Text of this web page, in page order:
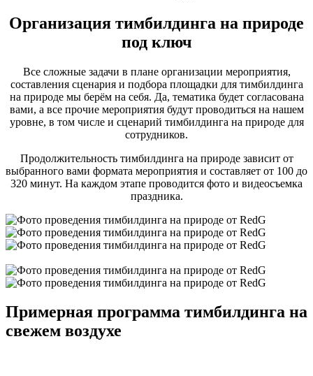
Организация тимбилдинга на природе
под ключ
Все сложные задачи в плане организации мероприятия,
составления сценария и подбора площадки для тимбилдинга
на природе мы берём на себя. Да, тематика будет согласована
вами, а все прочие мероприятия будут проводиться на нашем
уровне, в том числе и сценарий тимбилдинга на природе для
сотрудников.
Продолжительность тимбилдинга на природе зависит от
выбранного вами формата мероприятия и составляет от 100 до
320 минут. На каждом этапе проводится фото и видеосъемка
праздника.
Примерная программа тимбилдинга на
свежем воздухе